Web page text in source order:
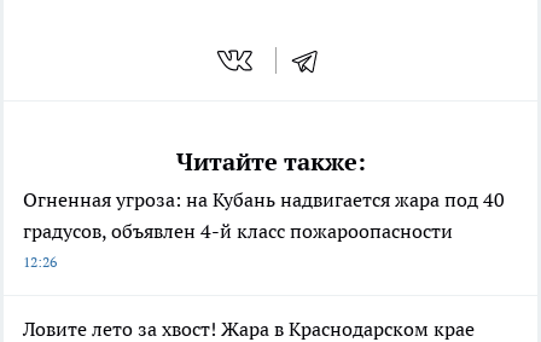
Читайте также:
Огненная угроза: на Кубань надвигается жара под 40
градусов, объявлен 4-й класс пожароопасности
12:26
Ловите лето за хвост! Жара в Краснодарском крае